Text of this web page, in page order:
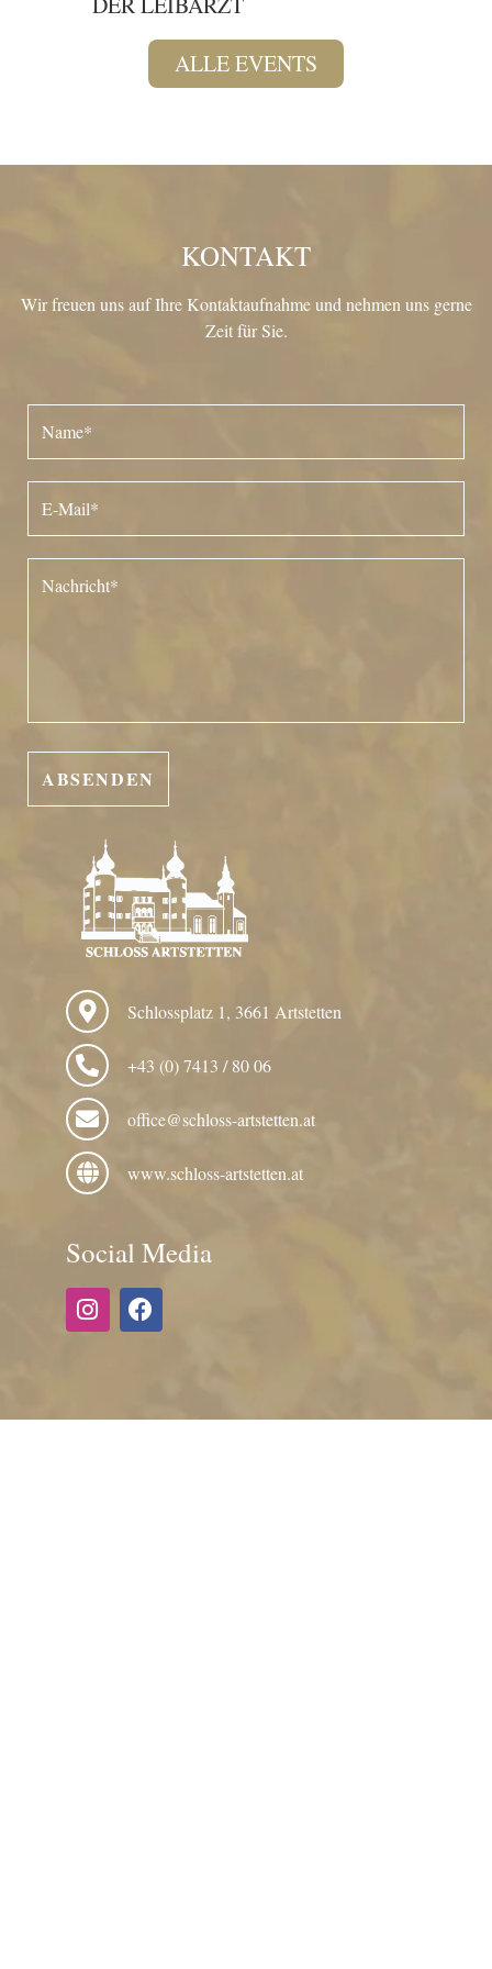
ALLE EVENTS
KONTAKT
Wir freuen uns auf Ihre Kontaktaufnahme und nehmen uns gerne
Zeit für Sie.
Schlossplatz 1, 3661 Artstetten
+43 (0) 7413 / 80 06
office@schloss-artstetten.at
www.schloss-artstetten.at
Social Media